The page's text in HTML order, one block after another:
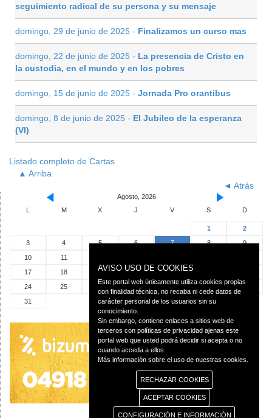
seguimiento radical de su persona y su mensaje
domingo, 29 de junio de 2025 - Finalizamos un curso mas
domingo, 22 de junio de 2025 - La presencia de Cristo en
la custodia, en el mundo y en los pobres
domingo, 15 de junio de 2025 - Jornada Pro orantibus
domingo, 8 de junio de 2025 - El Jubileo de la esperanza
(VI)
Listado completo de Cartas
▲ Arriba
◄ Atrás
Agosto, 2026
L
M X J V S D
1
2
3
4 5 6 7 8
9
10
11
17
18 19 20 21
24
25 26 27 28 29
30
31
AVISO USO DE COOKIES
Este portal web únicamente utiliza cookies propias
con finalidad técnica, no recaba ni cede datos de
carácter personal de los usuarios sin su
conocimiento.
Sin embargo, contiene enlaces a sitios web de
terceros con políticas de privacidad ajenas este
portal web que usted podrá decidir si acepta o no
cuando acceda a ellos.
Más información sobre el uso de nuestras cookies.
RECHAZAR COOKIES
ACEPTAR COOKIES
CONFIGURACIÓN E INFORMACIÓN